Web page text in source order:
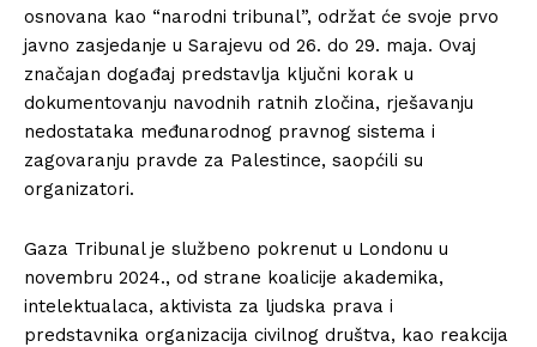
osnovana kao “narodni tribunal”, održat će svoje prvo
javno zasjedanje u Sarajevu od 26. do 29. maja. Ovaj
značajan događaj predstavlja ključni korak u
dokumentovanju navodnih ratnih zločina, rješavanju
nedostataka međunarodnog pravnog sistema i
zagovaranju pravde za Palestince, saopćili su
organizatori.
Gaza Tribunal je službeno pokrenut u Londonu u
novembru 2024., od strane koalicije akademika,
intelektualaca, aktivista za ljudska prava i
predstavnika organizacija civilnog društva, kao reakcija